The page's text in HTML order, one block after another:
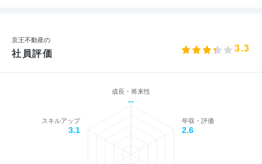
京王不動産の
社員評価 3.3
成長・将来性
--
年収・評価
2.6
スキルアップ
3.1